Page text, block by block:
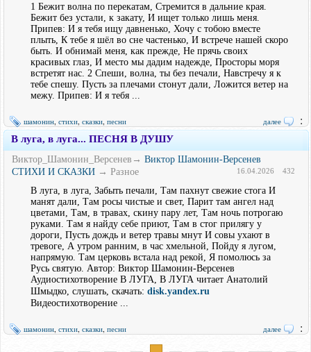
1 Бежит волна по перекатам, Стремится в дальние края.
Бежит без устали, к закату, И ищет только лишь меня.
Припев: И я тебя ищу давненько, Хочу с тобою вместе
плыть, К тебе я шёл во сне частенько, И встрече нашей скоро
быть. И обнимай меня, как прежде, Не прячь своих
красивых глаз, И место мы дадим надежде, Просторы моря
встретят нас. 2 Спеши, волна, ты без печали, Навстречу я к
тебе спешу. Пусть за плечами стонут дали, Ложится ветер на
межу. Припев: И я тебя ...
шамонин стихи сказки песни далее :
В луга, в луга... ПЕСНЯ В ДУШУ
Виктор_Шамонин_Версенев→ Виктор Шамонин-Версенев
СТИХИ И СКАЗКИ → Разное 16.04.2026 432
В луга, в луга, Забыть печали, Там пахнут свежие стога И
манят дали, Там росы чистые и свет, Парит там ангел над
цветами, Там, в травах, скину пару лет, Там ночь потрогаю
руками. Там я найду себе приют, Там в стог прилягу у
дороги, Пусть дождь и ветер травы мнут И совы ухают в
тревоге, А утром ранним, в час хмельной, Пойду я лугом,
напрямую. Там церковь встала над рекой, Я помолюсь за
Русь святую. Автор: Виктор Шамонин-Версенев
Аудиостихотворение В ЛУГА, В ЛУГА читает Анатолий
Шмыдко, слушать, скачать: disk.yandex.ru
Видеостихотворение ...
шамонин стихи сказки песни далее :